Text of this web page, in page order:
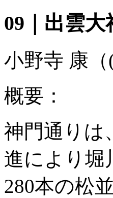
09｜出雲
小野寺 康
概要：
神門通りは
進により堀
280本の松